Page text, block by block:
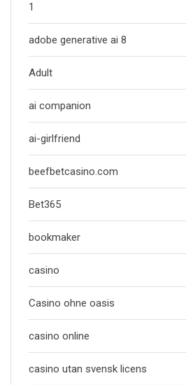
1
adobe generative ai 8
Adult
ai companion
ai-girlfriend
beefbetcasino.com
Bet365
bookmaker
casino
Casino ohne oasis
casino online
casino utan svensk licens